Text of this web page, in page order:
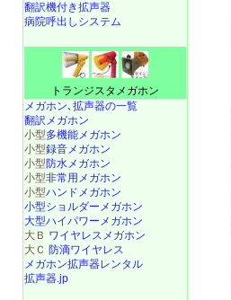
翻訳機付き拡声器
病院呼出しシステム
トランジスタメガホン
メガホン､拡声器の一覧
翻訳メガホン
小型多機能メガホン
小型録音メガホン
小型防水メガホン
小型非常用メガホン
小型ハンドメガホン
小型ショルダーメガホン
大型ハイパワーメガホン
大Ｂ ワイヤレスメガホン
大Ｃ 防滴ワイヤレス
メガホン拡声器レンタル
拡声器.jp